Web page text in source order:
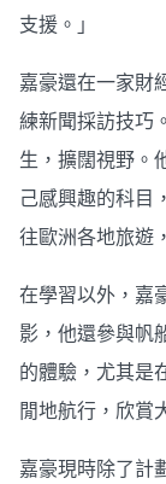
支援。」
嘉豪還在一家財
練新聞採訪技巧
生，擴闊視野。
己感興趣的科目
往歐洲各地旅遊
在學習以外，嘉
影，他還參與帆
的體驗，尤其是
閒地航行，欣賞
嘉豪現時除了計